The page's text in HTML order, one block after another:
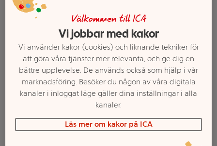
Välj butik och handla
Sortimentet kan variera mellan butikerna
Välkommen till ICA
Vi jobbar med kakor
Vi använder kakor (cookies) och liknande tekniker för
att göra våra tjänster mer relevanta, och ge dig en
bättre upplevelse. De används också som hjälp i vår
marknadsföring. Besöker du någon av våra digitala
kanaler i inloggat läge gäller dina inställningar i alla
kanaler.
Läs mer om kakor på ICA